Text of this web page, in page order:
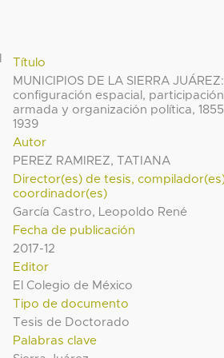
Título
MUNICIPIOS DE LA SIERRA JUÁREZ:
configuración espacial, participación
armada y organización política,
1939
Autor
PEREZ RAMIREZ, TATIANA
Director(es) de tesis,
coordinador(es)
García Castro, Leopoldo René
Fecha de publicación
2017-12
Editor
El Colegio de México
Tipo de documento
Tesis de Doctorado
Palabras clave